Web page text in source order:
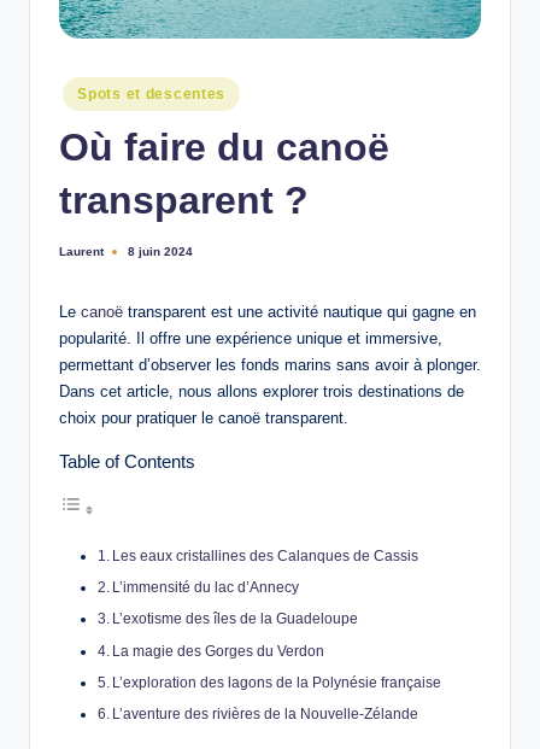
Posted
in
Spots et descentes
Où faire du canoë
transparent ?
Ecrit
Laurent 8 juin 2024
Le canoë transparent est une activité nautique qui gagne en
popularité. Il offre une expérience unique et immersive,
permettant d’observer les fonds marins sans avoir à plonger.
Dans cet article, nous allons explorer trois destinations de
choix pour pratiquer le canoë transparent.
Table of Contents
Les eaux cristallines des Calanques de Cassis
L’immensité du lac d’Annecy
L’exotisme des îles de la Guadeloupe
La magie des Gorges du Verdon
L’exploration des lagons de la Polynésie française
L’aventure des rivières de la Nouvelle-Zélande